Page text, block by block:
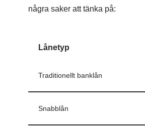
några saker att tänka på:
Lånetyp
Traditionellt banklån
Snabblån